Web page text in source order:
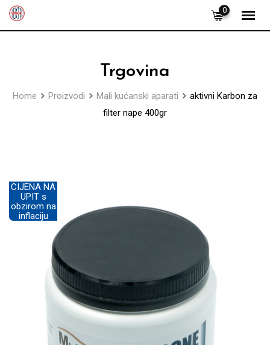
Skip
0
Trgovina
Home Proizvodi Mali kućanski aparati
aktivni Karbon za
filter nape 400gr
CIJENA NA
UPIT s
obzirom na
inflaciju